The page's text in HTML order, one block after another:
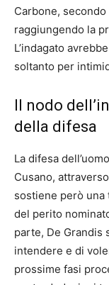
Carbone,
raggiungendo la
L’indagato
soltanto per
Il nodo
della difesa
La difesa
Cusano,
sostiene però
del perito
parte, De Grandis
intendere e di
prossime fasi